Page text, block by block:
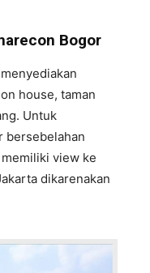
Bogor
house, taman
Untuk
bersebelahan
view ke
dikarenakan